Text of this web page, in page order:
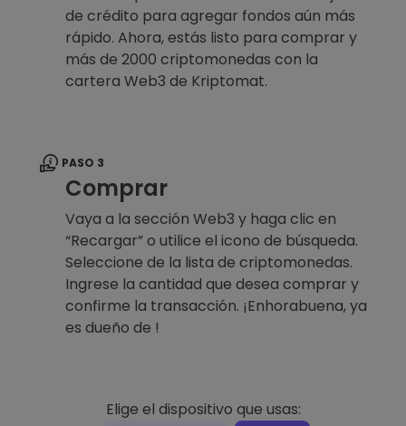
de crédito para agregar fondos aún más
rápido. Ahora, estás listo para comprar y
más de 2000 criptomonedas con la
cartera Web3 de Kriptomat.
PASO 3
Comprar
Vaya a la sección Web3 y haga clic en
“Recargar” o utilice el icono de búsqueda.
Seleccione de la lista de criptomonedas.
Ingrese la cantidad que desea comprar y
confirme la transacción. ¡Enhorabuena, ya
es dueño de !
Elige el dispositivo que usas: